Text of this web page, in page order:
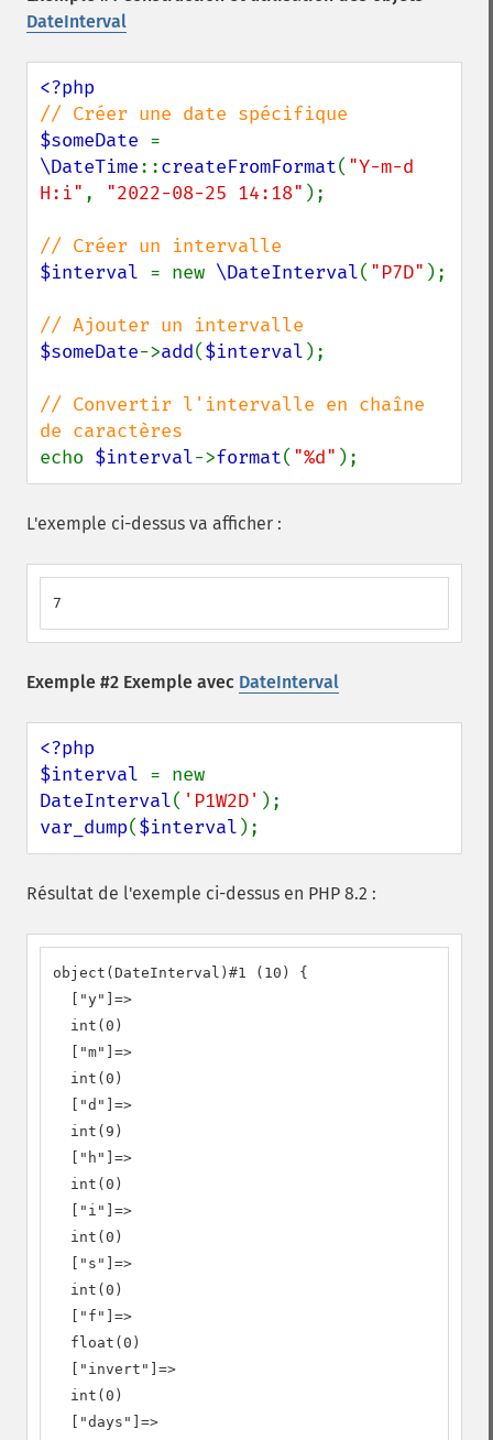
DateInterval
$someDate
\DateTime::createFromFormat( "Y-m-d
H:i" , "2022-08-25 14:18" );
$interval = new \DateInterval( "P7D" );
$someDate->add($interval );
// Convertir l'intervalle en chaîne
echo $interval->format( "%d" );
L'exemple ci-dessus va afficher :
7
Exemple #2 Exemple avec DateInterval
<?php
$interval
DateInterval( 'P1W2D'
var_dump($interval );
Résultat de l'exemple ci-dessus en PHP 8.2 :
object(DateInterval)#1 (10) {
  ["y"]=>
  int(0)
  ["m"]=>
  int(0)
  ["d"]=>
  int(9)
  ["h"]=>
  int(0)
  ["i"]=>
  int(0)
  ["s"]=>
  int(0)
  ["f"]=>
  float(0)
  ["invert"]=>
  int(0)
  ["days"]=>